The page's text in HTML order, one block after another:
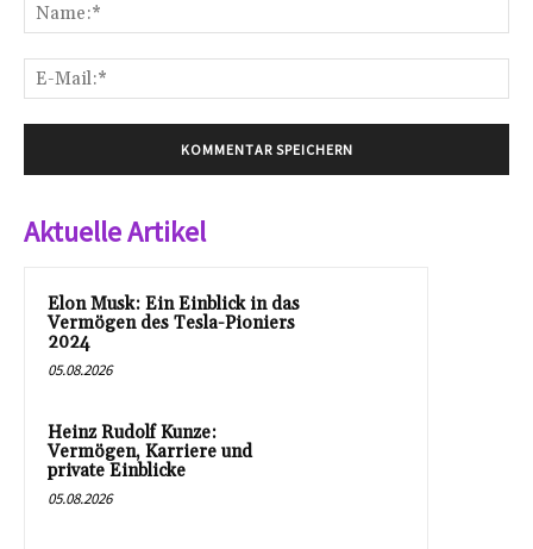
Aktuelle Artikel
Elon Musk: Ein Einblick in das
Vermögen des Tesla-Pioniers
2024
05.08.2026
Heinz Rudolf Kunze:
Vermögen, Karriere und
private Einblicke
05.08.2026